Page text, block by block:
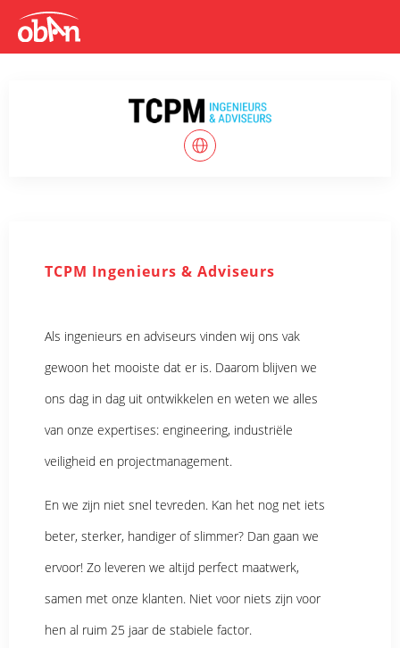
TCPM Ingenieurs & Adviseurs
Als ingenieurs en adviseurs vinden wij ons vak
gewoon het mooiste dat er is. Daarom blijven we
ons dag in dag uit ontwikkelen en weten we alles
van onze expertises: engineering, industriële
veiligheid en projectmanagement.
En we zijn niet snel tevreden. Kan het nog net iets
beter, sterker, handiger of slimmer? Dan gaan we
ervoor! Zo leveren we altijd perfect maatwerk,
samen met onze klanten. Niet voor niets zijn voor
hen al ruim 25 jaar de stabiele factor.